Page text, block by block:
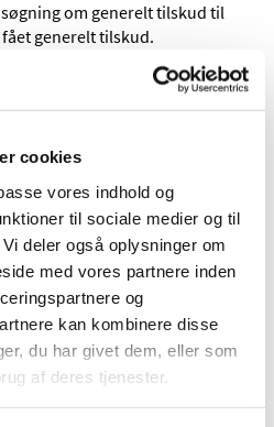
cookies
vores indhold og
til sociale medier og til
deler også oplysninger om
med vores partnere inden
og
kan kombinere disse
du har givet dem, eller som
af deres tjenester.
om generelt tilskud til
generelt tilskud.
tilskud til Hydromed
om generelt tilskud